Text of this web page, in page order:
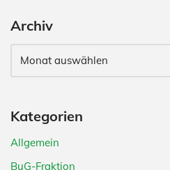
Archiv
Kategorien
Allgemein
BuG-Fraktion